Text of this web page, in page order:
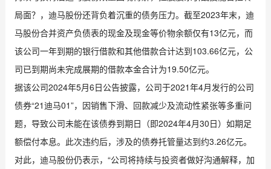
局面？，迪马股份还背负着沉重的债务压力。截至2023年末，迪
马股份合并资产负债表的现金及现金等价物余额仅有13亿元，而
该公司一年到期的银行借款和其他借款合计达到103.66亿元，公
司已到期尚未完成展期的借款本金合计为19.50亿元。
据该公司2024年5月6日公告披露，公司于2021年4月发行的公司
债券“21迪马01”，因销售下滑、回款减少及流动性紧张等多重问
题，导致公司未能在该债券到期日（即2024年4月30日）如期足
额偿付本息。此次违约后，涉及的债券托管量达到约3.26亿元。
对此，迪马股份仍表示，“公司将持续与投资者做好沟通解释，加